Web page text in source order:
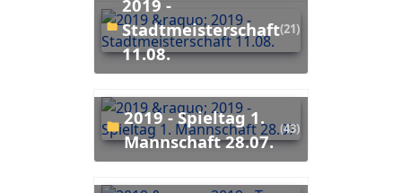
2019 -
Stadtmeisterschaft
11.08.
(21)
2019 - Spieltag 1.
Mannschaft 28.07.
(43)